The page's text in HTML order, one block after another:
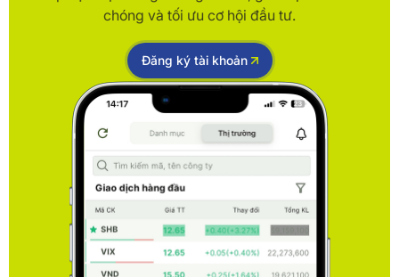
chóng và tối ưu cơ hội đầu tư.
Đăng ký tài khoản